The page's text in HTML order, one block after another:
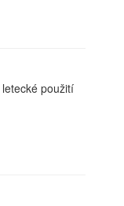
použití